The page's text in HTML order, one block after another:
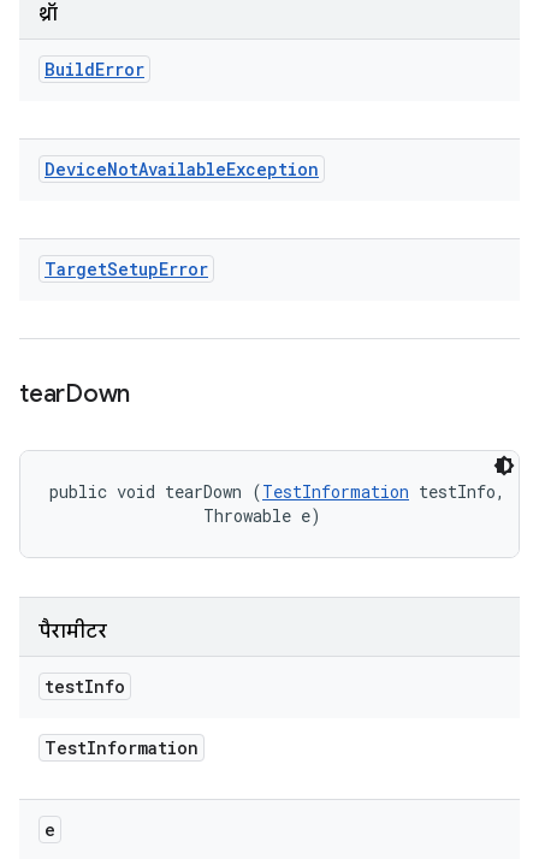
थ्रॉ
BuildError
DeviceNotAvailableException
TargetSetupError
tearDown
public void tearDown (TestInformation testInfo,
                Throwable e)
पैरामीटर
testInfo
TestInformation
e